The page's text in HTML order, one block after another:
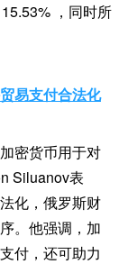
，同时所
易支付合法化
密货币用于对
Siluanov表
化，俄罗斯财
。他强调，加
付，还可助力